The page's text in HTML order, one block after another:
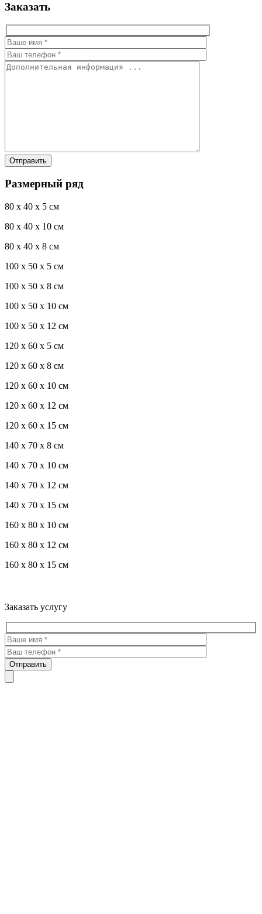
Заказать
Размерный ряд
80 x 40 x 5 см
80 x 40 x 10 см
80 x 40 x 8 см
100 x 50 x 5 см
100 х 50 х 8 см
100 x 50 x 10 см
100 x 50 x 12 см
120 x 60 x 5 см
120 x 60 x 8 см
120 x 60 x 10 см
120 x 60 x 12 см
120 x 60 x 15 см
140 x 70 x 8 см
140 x 70 x 10 см
140 x 70 x 12 см
140 x 70 x 15 см
160 x 80 x 10 см
160 x 80 x 12 см
160 x 80 x 15 см
Заказать услугу